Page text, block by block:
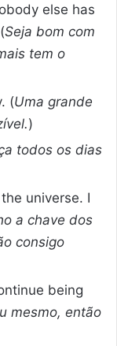
else has
Seja bom com
tem o
(Uma grande
)
todos os dias
universe. I
a chave dos
consigo
being
mesmo, então